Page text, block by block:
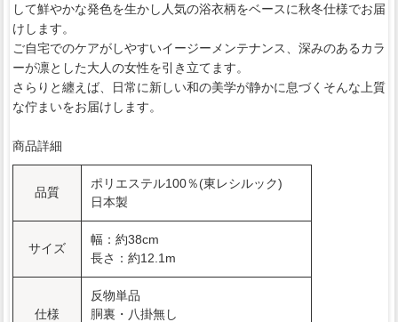
して鮮やかな発色を生かし人気の浴衣柄をベースに秋冬仕様でお届
けします。
ご自宅でのケアがしやすいイージーメンテナンス、深みのあるカラ
ーが凛とした大人の女性を引き立てます。
さらりと纏えば、日常に新しい和の美学が静かに息づくそんな上質
な佇まいをお届けします。
商品詳細
品質
ポリエステル100％(東レシルック)
日本製
サイズ
幅：約38cm
長さ：約12.1m
仕様
反物単品
胴裏・八掛無し